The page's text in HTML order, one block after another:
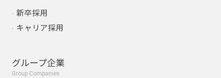
新卒採用
キャリア採用
グループ企業
Group Companies